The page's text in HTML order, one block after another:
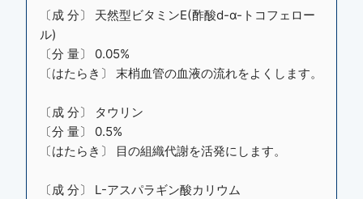
〔成 分〕 天然型ビタミンE(酢酸d-α-トコフェロー
ル)
〔分 量〕 0.05%
〔はたらき〕 末梢血管の血液の流れをよくします。
〔成 分〕 タウリン
〔分 量〕 0.5%
〔はたらき〕 目の組織代謝を活発にします。
〔成 分〕 L-アスパラギン酸カリウム